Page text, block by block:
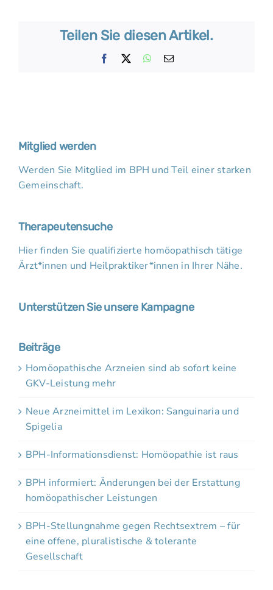
Teilen Sie diesen Artikel.
Facebook WhatsApp
E-
Mitglied werden
Werden Sie Mitglied im BPH und Teil einer starken
Gemeinschaft.
Therapeutensuche
Hier finden Sie qualifizierte homöopathisch tätige
Ärzt*innen und Heilpraktiker*innen in Ihrer Nähe.
Unterstützen Sie unsere Kampagne
Beiträge
Homöopathische Arzneien sind ab sofort keine
GKV-Leistung mehr
Neue Arzneimittel im Lexikon: Sanguinaria und
Spigelia
BPH-Informationsdienst: Homöopathie ist raus
BPH informiert: Änderungen bei der Erstattung
homöopathischer Leistungen
BPH-Stellungnahme gegen Rechtsextrem – für
eine offene, pluralistische & tolerante
Gesellschaft